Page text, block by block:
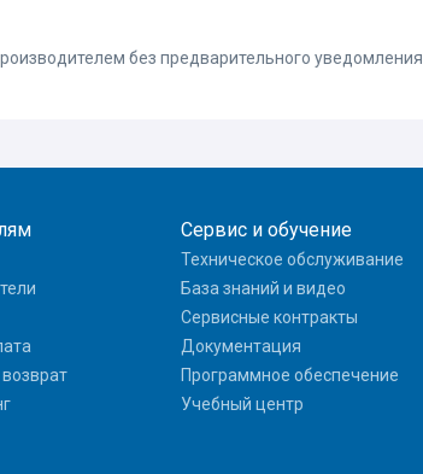
без предварительного уведомления
возврат
Сервис и обучение
Техническое обслуживание
База знаний и видео
Сервисные контракты
Документация
Программное обеспечение
Учебный центр